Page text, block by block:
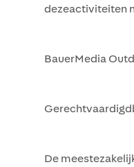
dezeactiviteiten
BauerMedia
De